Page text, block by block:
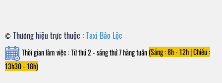
© Thương hiệu trực thuộc :Taxi Bảo Lộc
Thời gian làm việc : Từ thứ 2 - sáng thứ 7 hàng tuần(Sáng : 8h - 12h |Chiều :
13h30 - 18h)